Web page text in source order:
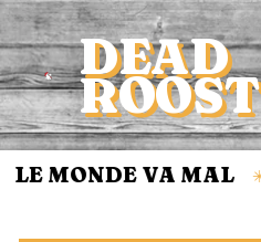
Accueil
DEAD
MONDE VA MAL ✳